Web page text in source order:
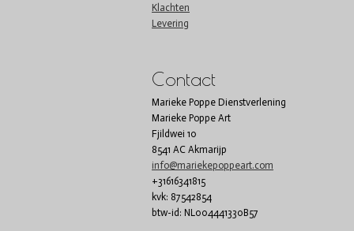
Klachten
Levering
Contact
Marieke Poppe Dienstverlening
Marieke Poppe Art
Fjildwei 10
8541 AC Akmarijp
info@mariekepoppeart.com
+31616341815
kvk: 87542854
btw-id: NL004441330B57